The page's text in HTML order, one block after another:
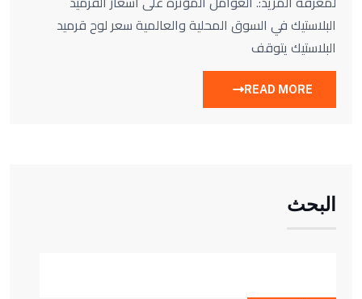
البلاستيك في السوق المحلية والعالمية سعر لوح قرميد
البلاستيك يتوقف
READ MORE
البحث